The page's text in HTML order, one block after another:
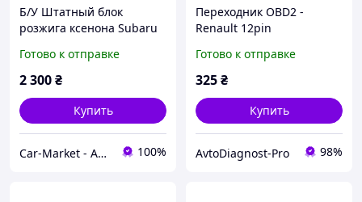
Б/У Штатный блок
розжига ксенона Subaru
Ichikon 284748992D,
84965SA010
Готово к отправке
2 300₴
Купить
Car-Market - Авто-Свет 100%
Переходник OBD2 -
Renault 12pin
Готово к отправке
325₴
Купить
AvtoDiagnost-Pro 98%